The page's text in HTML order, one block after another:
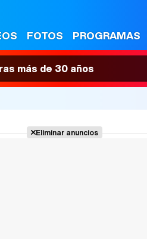
FOTOS PROGRAMAS
más de 30 años
Eliminar anuncios